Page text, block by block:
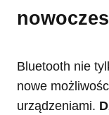
Bluetooth nie
nowe
urządzeniami.